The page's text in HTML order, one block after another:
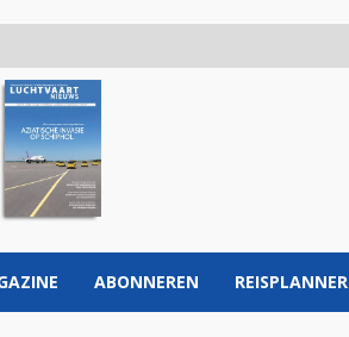
ABONNEREN REISPLANNER